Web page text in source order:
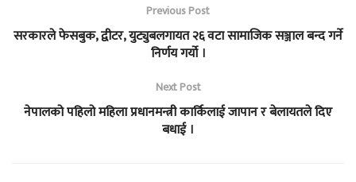
Previous Post
सरकारले फेसबुक, द्वीटर, युट्युबलगायत २६ वटा सामाजिक सञ्जाल बन्द गर्ने
निर्णय गर्यो ।
Next Post
नेपालको पहिलो महिला प्रधानमन्त्री कार्किलाई जापान र बेलायतले दिए
बधाई ।